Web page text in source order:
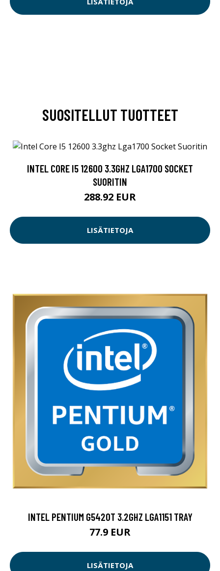
SUOSITELLUT TUOTTEET
INTEL CORE I5 12600 3.3GHZ LGA1700 SOCKET
SUORITIN
288.92 EUR
LISÄTIETOJA
INTEL PENTIUM G5420T 3.2GHZ LGA1151 TRAY
77.9 EUR
LISÄTIETOJA